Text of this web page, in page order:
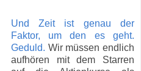
Und Zeit ist genau der
Faktor, um den es geht.
Geduld. Wir müssen endlich
aufhören mit dem Starren